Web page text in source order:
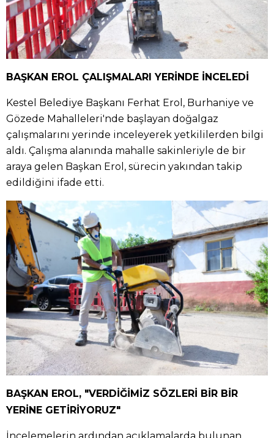
BAŞKAN EROL ÇALIŞMALARI YERİNDE İNCELEDİ
Kestel Belediye Başkanı Ferhat Erol, Burhaniye ve
Gözede Mahalleleri'nde başlayan doğalgaz
çalışmalarını yerinde inceleyerek yetkililerden bilgi
aldı. Çalışma alanında mahalle sakinleriyle de bir
araya gelen Başkan Erol, sürecin yakından takip
edildiğini ifade etti.
BAŞKAN EROL, "VERDİĞİMİZ SÖZLERİ BİR BİR
YERİNE GETİRİYORUZ"
İncelemelerin ardından açıklamalarda bulunan